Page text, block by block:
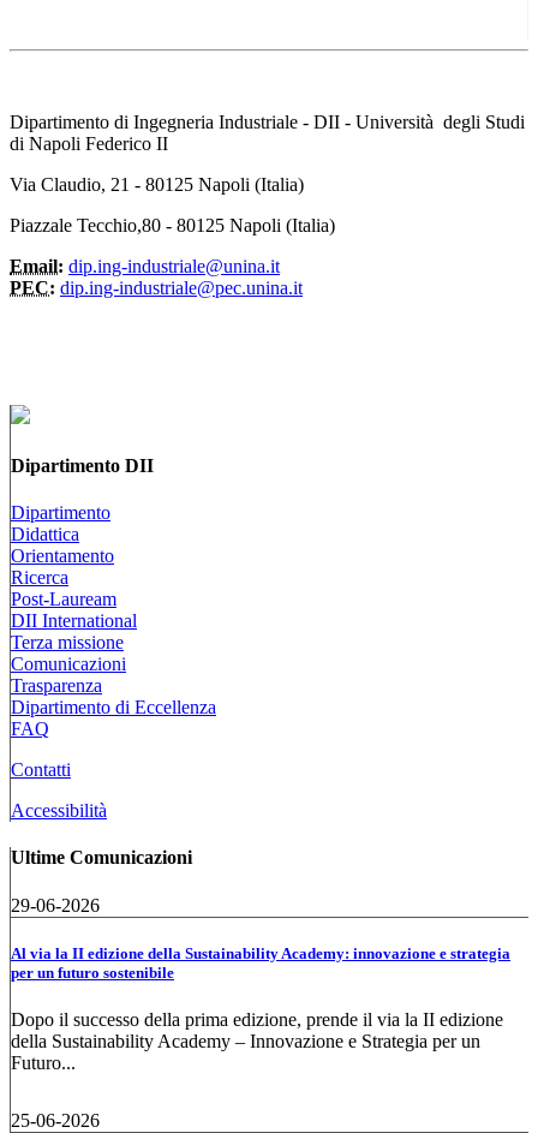
Dipartimento di Ingegneria Industriale - DII - Università degli Studi
di Napoli Federico II
Via Claudio, 21 - 80125 Napoli (Italia)
Piazzale Tecchio,80 - 80125 Napoli (Italia)
Email: dip.ing-industriale@unina.it
PEC: dip.ing-industriale@pec.unina.it
Dipartimento DII
Dipartimento
Didattica
Orientamento
Ricerca
Post-Lauream
DII International
Terza missione
Comunicazioni
Trasparenza
Dipartimento di Eccellenza
FAQ
Contatti
Accessibilità
Ultime Comunicazioni
29-06-2026
Al via la II edizione della Sustainability Academy: innovazione e strategia
per un futuro sostenibile
Dopo il successo della prima edizione, prende il via la II edizione
della Sustainability Academy – Innovazione e Strategia per un
Futuro...
25-06-2026